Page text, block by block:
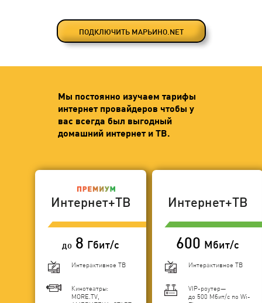
ПОДКЛЮЧИТЬ МАРЬИНО.NET
Мы постоянно изучаем тарифы
интернет провайдеров чтобы у
вас всегда был выгодный
домашний интернет и ТВ.
Интернет+ТВ
до 8 Гбит/с
Интерактивное ТВ
Кинотеатры:
MORE.TV,
Интернет+ТВ
600 Мбит/с
Интерактивное ТВ
VIP-роутер—
до 500 Мбит/с по Wi-